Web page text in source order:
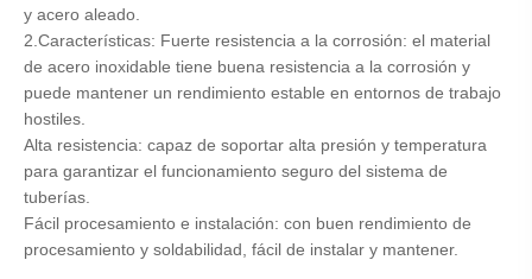
y acero aleado.
2.Características: Fuerte resistencia a la corrosión: el material
de acero inoxidable tiene buena resistencia a la corrosión y
puede mantener un rendimiento estable en entornos de trabajo
hostiles.
Alta resistencia: capaz de soportar alta presión y temperatura
para garantizar el funcionamiento seguro del sistema de
tuberías.
Fácil procesamiento e instalación: con buen rendimiento de
procesamiento y soldabilidad, fácil de instalar y mantener.